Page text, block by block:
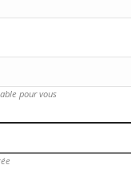
pour vous